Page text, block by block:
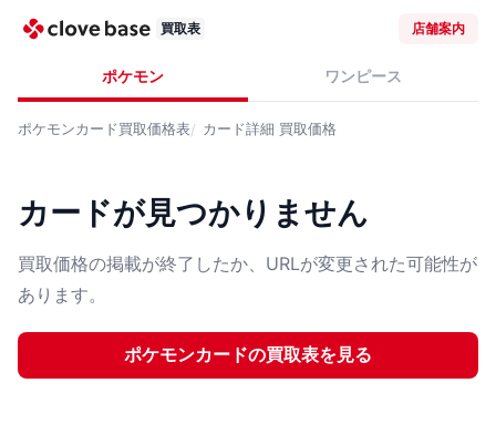
買取表 店舗案内
ポケモン ワンピース
ポケモンカード買取価格表 カード詳細 買取価格
カードが見つかりません
買取価格の掲載が終了したか、URLが変更された可能性が
あります。
ポケモンカードの買取表を見る